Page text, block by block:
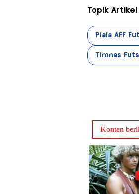
Topik Artikel
Piala AFF
Timnas